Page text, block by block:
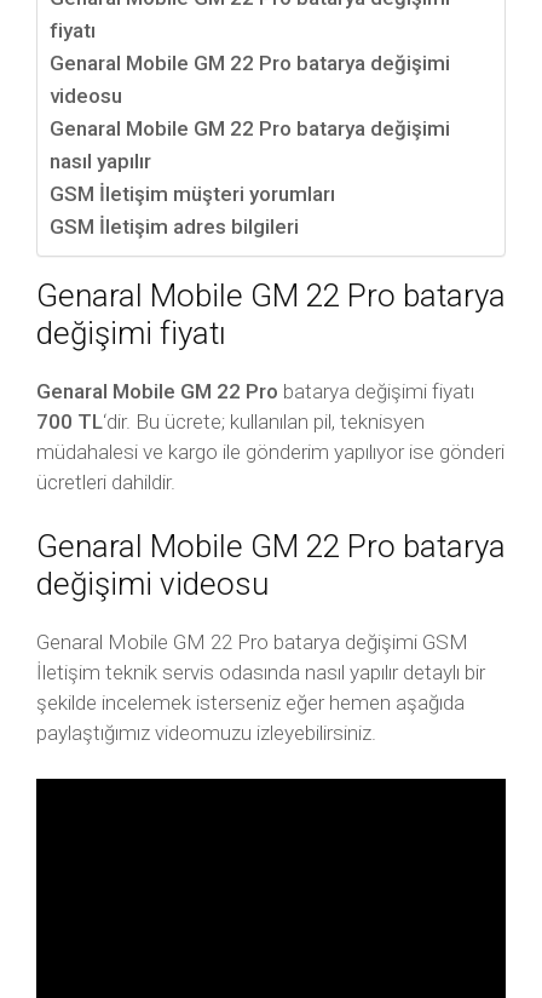
fiyatı
Genaral Mobile GM 22 Pro batarya değişimi
videosu
Genaral Mobile GM 22 Pro batarya değişimi
nasıl yapılır
GSM İletişim müşteri yorumları
GSM İletişim adres bilgileri
Genaral Mobile GM 22 Pro batarya
değişimi fiyatı
Genaral Mobile GM 22 Pro batarya değişimi fiyatı
700 TL‘dir. Bu ücrete; kullanılan pil, teknisyen
müdahalesi ve kargo ile gönderim yapılıyor ise gönderi
ücretleri dahildir.
Genaral Mobile GM 22 Pro batarya
değişimi videosu
Genaral Mobile GM 22 Pro batarya değişimi GSM
İletişim teknik servis odasında nasıl yapılır detaylı bir
şekilde incelemek isterseniz eğer hemen aşağıda
paylaştığımız videomuzu izleyebilirsiniz.